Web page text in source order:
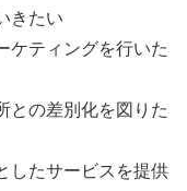
きたい
ケティングを行いた
との差別化を図りた
したサービスを提供